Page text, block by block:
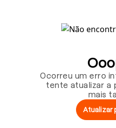
Ocorreu um erro
tente atualizar a
mais
Atualizar